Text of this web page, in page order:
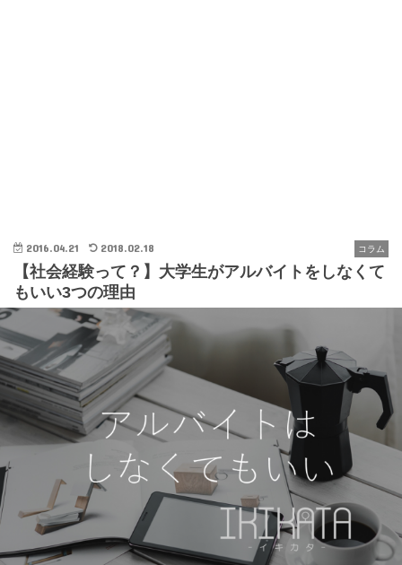
コラム
2016.04.21 2018.02.18
【社会経験って？】大学生がアルバイトをしなくて
もいい3つの理由